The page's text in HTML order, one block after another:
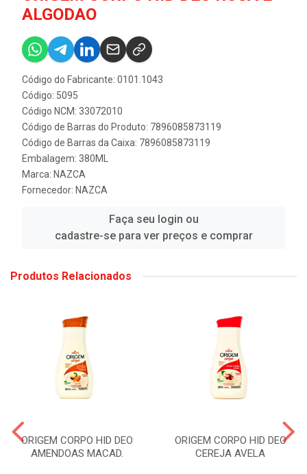
ALGODAO
Código do Fabricante: 0101.1043
Código: 5095
Código NCM: 33072010
Código de Barras do Produto: 7896085873119
Código de Barras da Caixa: 7896085873119
Embalagem: 380ML
Marca: NAZCA
Fornecedor: NAZCA
Faça seu login ou
cadastre-se para ver preços e comprar
Produtos Relacionados
ORIGEM CORPO HID DEO
AMENDOAS MACAD.
ORIGEM CORPO HID DEO
CEREJA AVELA